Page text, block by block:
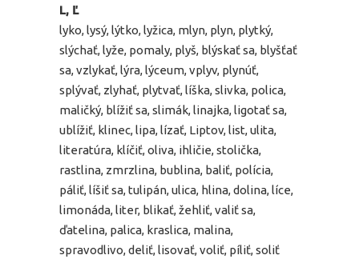
L, Ľ
lyko, lysý, lýtko, lyžica, mlyn, plyn, plytký,
slýchať, lyže, pomaly, plyš, blýskať sa, blyšťať
sa, vzlykať, lýra, lýceum, vplyv, plynúť,
splývať, zlyhať, plytvať, líška, slivka, polica,
maličký, blížiť sa, slimák, linajka, ligotať sa,
ublížiť, klinec, lipa, lízať, Liptov, list, ulita,
literatúra, klíčiť, oliva, ihličie, stolička,
rastlina, zmrzlina, bublina, baliť, polícia,
páliť, líšiť sa, tulipán, ulica, hlina, dolina, líce,
limonáda, liter, blikať, žehliť, valiť sa,
ďatelina, palica, kraslica, malina,
spravodlivo, deliť, lisovať, voliť, píliť, soliť